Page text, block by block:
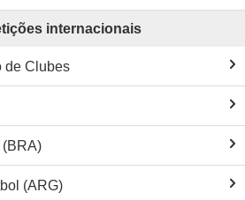
internacionais
de Clubes
(ARG)